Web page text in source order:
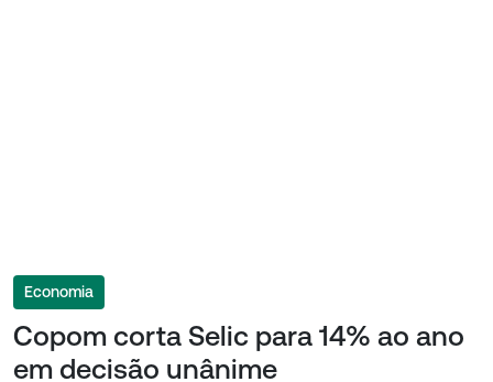
Economia
Copom corta Selic para 14% ao ano
em decisão unânime